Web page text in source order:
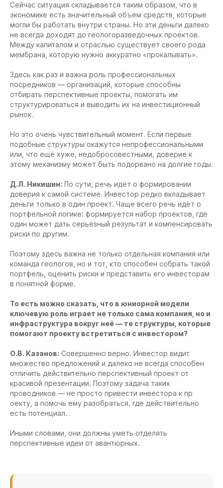
Сейчас ситуация складывается таким образом, что в
экономике есть значительный объём средств, которые
могли бы работать внутри страны. Но эти деньги далеко
не всегда доходят до геологоразведочных проектов.
Между капиталом и отраслью существует своего рода
мембрана, которую нужно аккуратно «прокалывать».
Здесь как раз и важна роль профессиональных
посредников — организаций, которые способны
отбирать перспективные проекты, помогать им
структурироваться и выводить их на инвестиционный
рынок.
Но это очень чувствительный момент. Если первые
подобные структуры окажутся непрофессиональными
или, что ещё хуже, недобросовестными, доверие к
этому механизму может быть подорвано на долгие годы.
Д.Л. Никишин: По сути, речь идёт о формировании
доверия к самой системе. Инвестор редко вкладывает
деньги только в один проект. Чаще всего речь идёт о
портфельной логике: формируется набор проектов, где
один может дать серьёзный результат и компенсировать
риски по другим.
Поэтому здесь важна не только отдельная компания или
команда геологов, но и тот, кто способен собрать такой
портфель, оценить риски и представить его инвесторам
в понятной форме.
То есть можно сказать, что в юниорной модели
ключевую роль играет не только сама компания, но и
инфраструктура вокруг неё — те структуры, которые
помогают проекту встретиться с инвестором?
О.В. Казанов: Совершенно верно. Инвестор видит
множество предложений и далеко не всегда способен
отличить действительно перспективный проект от
красивой презентации. Поэтому задача таких
проводников — не просто привести инвестора к пр
оекту, а помочь ему разобраться, где действительно
есть потенциал.
Иными словами, они должны уметь отделять
перспективные идеи от авантюрных.